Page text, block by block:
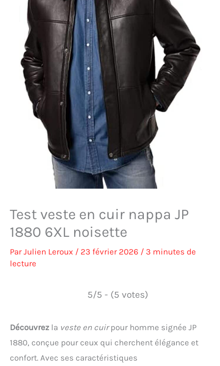
Test veste en cuir nappa JP
1880 6XL noisette
ParJulien Leroux / 23 février 2026 / 3 minutes de
lecture
5/5 - (5 votes)
Découvrez la veste en cuirpour homme signée JP
1880, conçue pour ceux qui cherchent élégance et
confort. Avec ses caractéristiques